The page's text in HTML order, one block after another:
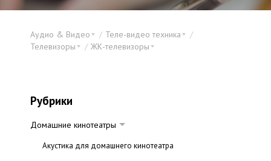
Аудио & Видео
Теле-видео техника
Телевизоры
ЖК-телевизоры
Рубрики
Домашние кинотеатры
Акустика для домашнего кинотеатра